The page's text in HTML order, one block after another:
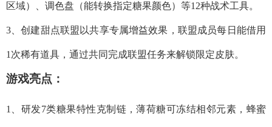
区域）、调色盘（能转换指定糖果颜色）等12种战术工具。
3、创建甜点联盟以共享专属增益效果，联盟成员每日能借用
1次稀有道具，通过共同完成联盟任务来解锁限定皮肤。
游戏亮点：
1、研发7类糖果特性克制链，薄荷糖可冻结相邻元素，蜂蜜